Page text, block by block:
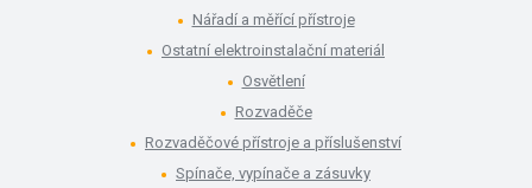
Nářadí a měřící přístroje
Ostatní elektroinstalační materiál
Osvětlení
Rozvaděče
Rozvaděčové přístroje a příslušenství
Spínače, vypínače a zásuvky